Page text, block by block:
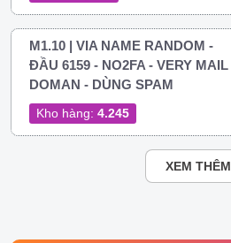
M1.10 | VIA NAME RANDOM -
ĐẦU 6159 - NO2FA - VERY MAIL
DOMAN - DÙNG SPAM
Kho hàng: 4.245
XEM THÊM